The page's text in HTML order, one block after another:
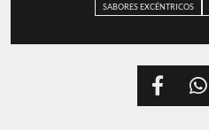
SABORES EXCÉNTRICOS